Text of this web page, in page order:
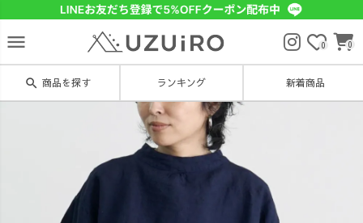
menu 0 0
search 商品を探す ランキング 新着商品